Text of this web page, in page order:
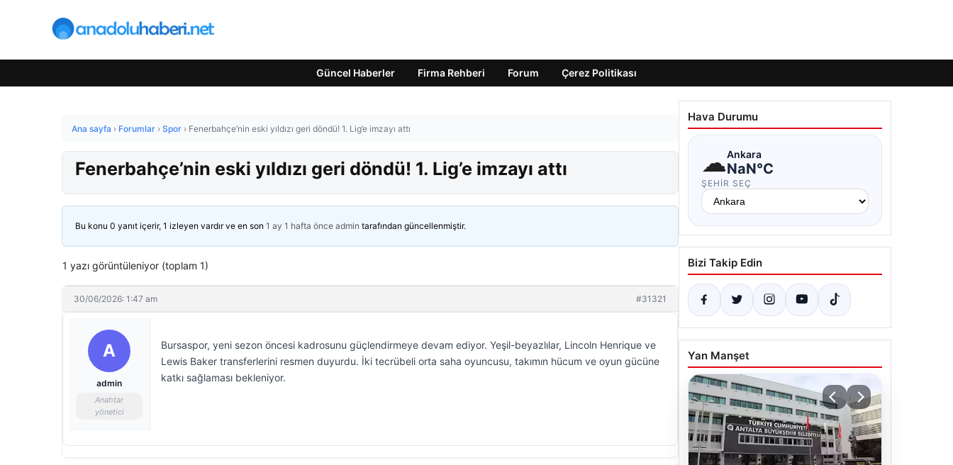
Güncel Haberler Firma Rehberi Forum Çerez Politikası
Ana sayfa › Forumlar › Spor › Fenerbahçe’nin eski yıldızı geri döndü! 1. Lig’e imzayı attı
Fenerbahçe’nin eski yıldızı geri döndü! 1. Lig’e imzayı attı
Bu konu 0 yanıt içerir, 1 izleyen vardır ve en son 1 ay 1 hafta önce admin tarafından güncellenmiştir.
1 yazı görüntüleniyor (toplam 1)
30/06/2026: 1:47 am #31321
A
admin
Anahtar
yönetici
Bursaspor, yeni sezon öncesi kadrosunu güçlendirmeye devam ediyor. Yeşil-beyazlılar, Lincoln Henrique ve
Lewis Baker transferlerini resmen duyurdu. İki tecrübeli orta saha oyuncusu, takımın hücum ve oyun gücüne
katkı sağlaması bekleniyor.
Hava Durumu
☁Ankara
NaN°C
ŞEHIR SEÇ
Bizi Takip Edin
Yan Manşet